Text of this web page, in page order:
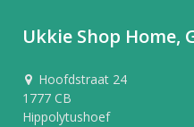
Ukkie Shop Home,
Hoofdstraat 24
1777 CB
Hippolytushoef